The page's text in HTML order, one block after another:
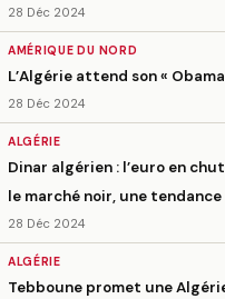
28 Déc 2024
AMÉRIQUE DU NORD
L’Algérie attend son «
28 Déc 2024
ALGÉRIE
Dinar algérien : l’euro en
le marché noir, une
28 Déc 2024
ALGÉRIE
Tebboune promet une